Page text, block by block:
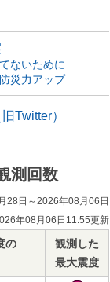
ないために
災力アップ
Twitter）
測回数
28日～2026年08月06日
年08月06日11:55更新
の
観測した
最大震度